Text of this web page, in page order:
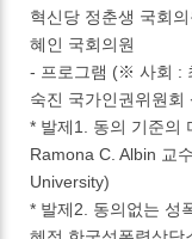
혁신당 정춘생 국회
혜인 국회의원
- 프로그램 (※ 사회 :
숙진 국가인권위원회
* 발제1. 동의 기준의
Ramona C. Albin 교
University)
* 발제2. 동의없는 성